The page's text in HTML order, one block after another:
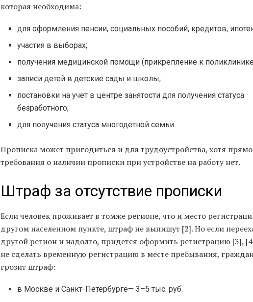
которая необходима:
для оформления пенсии, социальных пособий, кредитов,
участия в выборах;
получения медицинской помощи (прикрепление к
записи детей в детские сады и школы;
постановки на учет в центре занятости для получения статуса
безработного;
для получения статуса многодетной семьи.
Прописка может пригодиться и для трудоустройства, хотя
требования о наличии прописки при устройстве на работу нет.
Штраф за отсутствие прописки
Если человек проживает в томже регионе, что и место
другом населенном пункте, штраф не выпишут [2]. Но если
другой регион и надолго, придется оформить регистрацию [3],
не сделать временную регистрацию в месте пребывания,
грозит штраф:
в Москве и Санкт-Петербурге— 3–5 тыс. руб.